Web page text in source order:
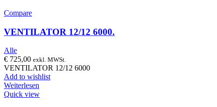
Compare
VENTILATOR 12/12 6000.
Alle
€ 725,00 exkl. MWSt.
VENTILATOR 12/12 6000
Add to wishlist
Weiterlesen
Quick view